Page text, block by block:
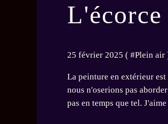
25 février 2025 ( #Plein air
La peinture en extérieur
nous n'oserions pas
pas en temps que tel.